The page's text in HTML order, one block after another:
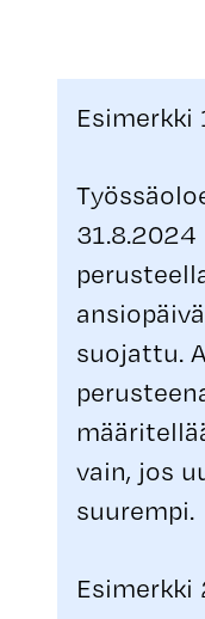
Esimerkki
suojattu.
vain, jos
suurempi.
Esimerkki